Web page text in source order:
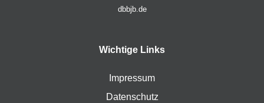
dbbjb.de
Wichtige Links
Impressum
Datenschutz